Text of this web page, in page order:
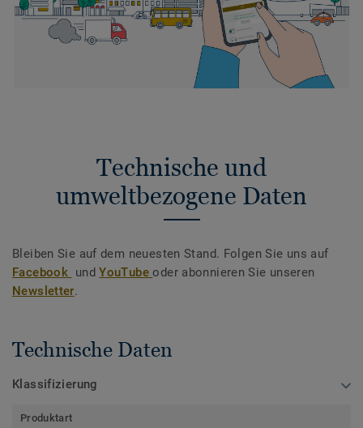
Technische und
umweltbezogene Daten
Bleiben Sie auf dem neuesten Stand. Folgen Sie uns auf
Facebook undYouTubeoder abonnieren Sie unseren
Newsletter.
Technische Daten
Klassifizierung
Produktart